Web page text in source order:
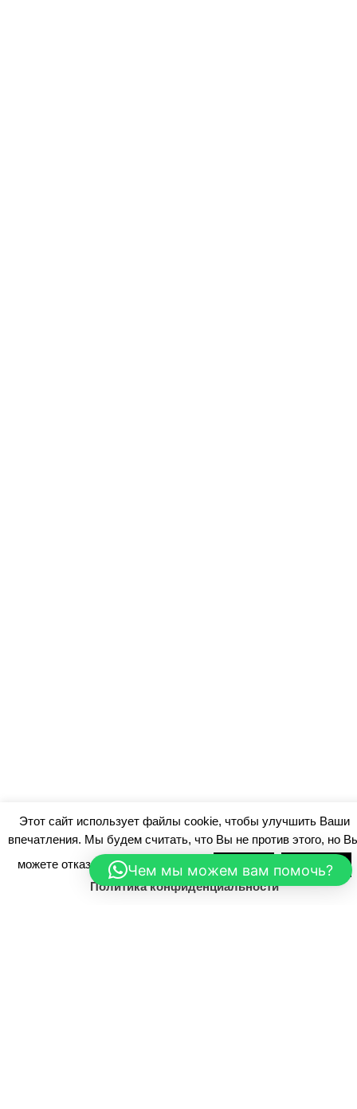
Этот сайт использует файлы cookie, чтобы улучшить Ваши
впечатления. Мы будем считать, что Вы не против этого, но
можете отказаться, если захотите.
Отклонить
Политика конфиденциальности
Чем мы можем вам помочь?